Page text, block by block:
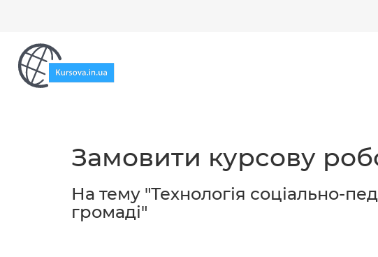
Замовити курсову
На тему "Технологія соціально-
громаді"